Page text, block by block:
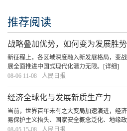
推荐阅读
战略叠加优势，如何变为发展胜势
新征程上，各区域深度融入新发展格局，变
展全面推进中国式现代化潜力无限。 [详细]
08-06 11-08
人民日报
经济全球化与发展新质生产力
当前，世界百年未有之大变局加速演进，经
易保护主义抬头、国家安全概念泛化、地缘
义增多，加剧了全球政治经济格局的不确定
08-05 15-08 人民日报